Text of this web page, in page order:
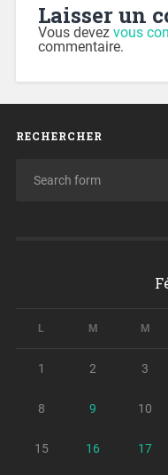
Laisser un
Vous devez vous
commentaire.
RECHERCHER
L M M
1 2 3
8 9 10
15 16 17